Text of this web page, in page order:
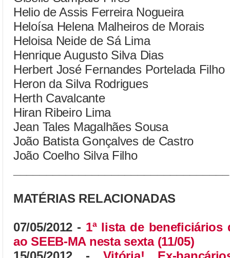
Helio de Assis Ferreira Nogueira
Heloísa Helena Malheiros de Morais
Heloisa Neide de Sá Lima
Henrique Augusto Silva Dias
Herbert José Fernandes Portelada Filho
Heron da Silva Rodrigues
Herth Cavalcante
Hiran Ribeiro Lima
Jean Tales Magalhães Sousa
João Batista Gonçalves de Castro
João Coelho Silva Filho
MATÉRIAS RELACIONADAS
07/05/2012 - 1ª lista de beneficiários
ao SEEB-MA nesta sexta (11/05)